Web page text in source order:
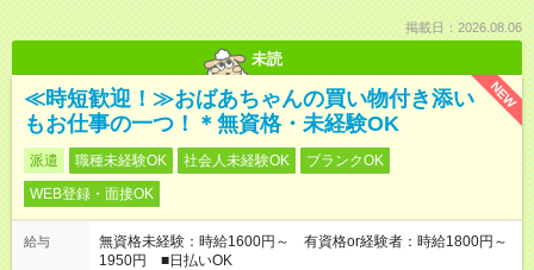
掲載日：2026.08.06
未読
NEW
≪時短歓迎！≫おばあちゃんの買い物付き添い
もお仕事の一つ！＊無資格・未経験OK
派遣 職種未経験OK 社会人未経験OK
ブランクOK
WEB登録・面接OK
給与
無資格未経験：時給1600円～ 有資格or経験者：時給1800円～
1950円 ■日払いOK